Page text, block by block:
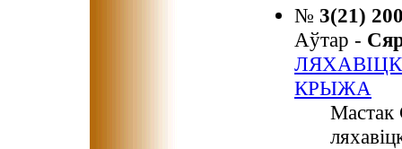
№ 3(21)
Аўтар -
КРЫЖА
Мастак